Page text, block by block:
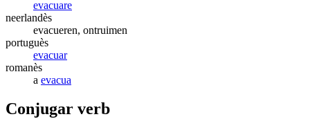
evacuare
neerlandès
evacueren, ontruimen
portuguès
evacuar
romanès
a evacua
Conjugar verb